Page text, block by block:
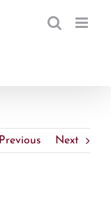
Previous Next